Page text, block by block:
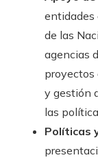
entidades
de las
agencias
proyectos
y gestión
las
Políticas